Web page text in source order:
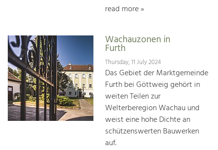
read more »
Wachauzonen in
Furth
Thursday, 11 July 2024
Das Gebiet der Marktgemeinde
Furth bei Göttweig gehört in
weiten Teilen zur
Welterberegion Wachau und
weist eine hohe Dichte an
schützenswerten Bauwerken
auf.